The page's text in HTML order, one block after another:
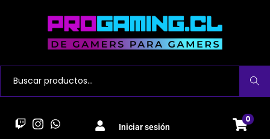
Buscar
Iniciar sesión
0